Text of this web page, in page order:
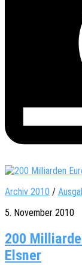
Archiv 2010 /
5. November 2010
200
Elsner